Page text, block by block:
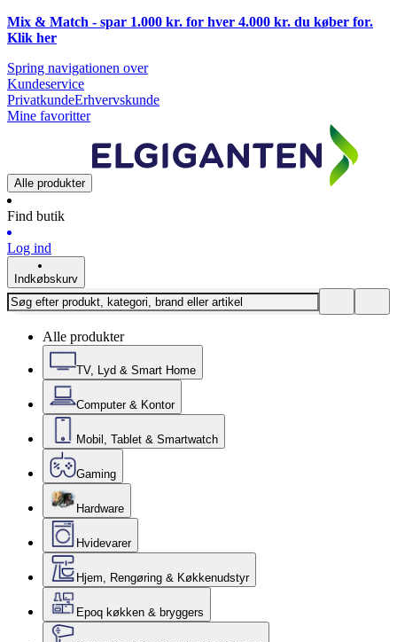
Mix & Match - spar 1.000 kr. for hver 4.000 kr. du køber for.
Klik her
Spring navigationen over
Kundeservice
PrivatkundeErhvervskunde
Mine favoritter
Alle produkter
Find butik
Log ind
Indkøbskurv
Alle produkter
TV, Lyd & Smart Home
Computer & Kontor
Mobil, Tablet & Smartwatch
Gaming
Hardware
Hvidevarer
Hjem, Rengøring & Køkkenudstyr
Epoq køkken & bryggers